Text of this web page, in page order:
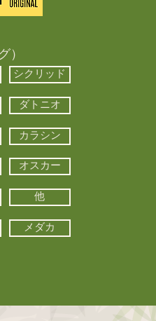
）
シクリッド
ダトニオ
カラシン
オスカー
他
メダカ